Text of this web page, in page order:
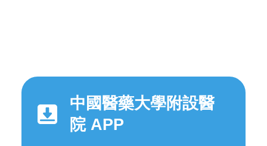
中國醫藥大學附設醫
院 APP